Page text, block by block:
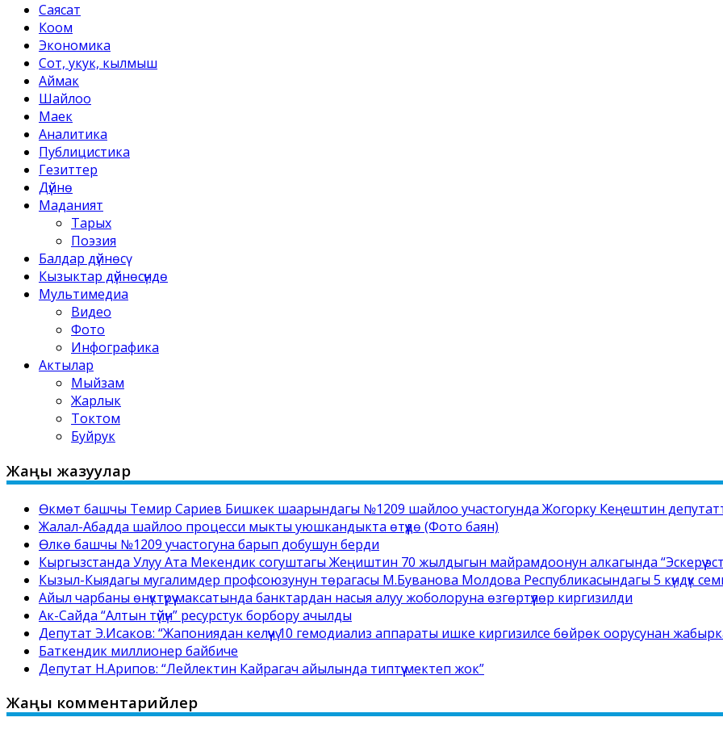
Саясат
Коом
Экономика
Сот, укук, кылмыш
Аймак
Шайлоо
Маек
Аналитика
Публицистика
Гезиттер
Дүйнө
Маданият
Тарых
Поэзия
Балдар дүйнөсү
Кызыктар дүйнөсүндө
Мультимедиа
Видео
Фото
Инфографика
Актылар
Мыйзам
Жарлык
Токтом
Буйрук
Жаңы жазуулар
Өкмөт башчы Темир Сариев Бишкек шаарындагы №1209 шайлоо участогунда Жогорку Кеңештин
Жалал-Абадда шайлоо процесси мыкты уюшкандыкта өтүүдө (Фото баян)
Өлкө башчы №1209 участогуна барып добушун берди
Кыргызстанда Улуу Ата Мекендик согуштагы Жеңиштин 70 жылдыгын майрамдоонун алкагында “Эскерүү
Кызыл-Кыядагы мугалимдер профсоюзунун төрагасы М.Буванова Молдова Республикасындагы 5 күндүк
Айыл чарбаны өнүктүрүү максатында банктардан насыя алуу жоболоруна өзгөртүүлөр киргизилди
Ак-Сайда “Алтын түйүн” ресурстук борбору ачылды
Депутат Э.Исаков: “Жапониядан келүүчү 10 гемодиализ аппараты ишке киргизилсе бөйрөк оорусунан
Баткендик миллионер байбиче
Депутат Н.Арипов: “Лейлектин Кайрагач айылында типтүү мектеп жок”
Жаңы комментарийлер